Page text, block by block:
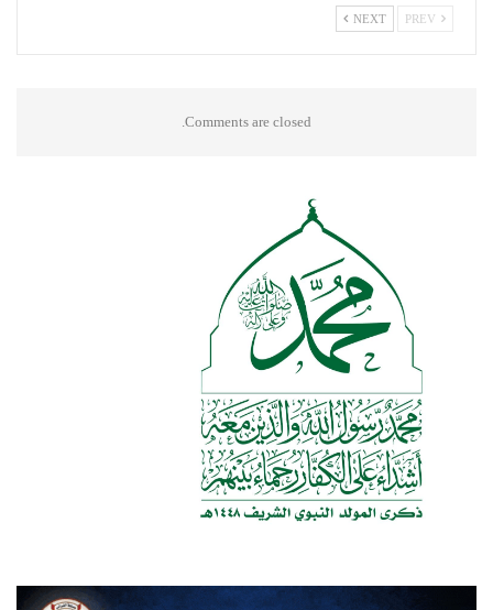
NEXT
Comments are closed.